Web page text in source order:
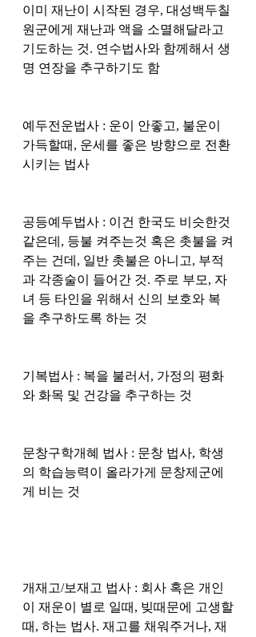
이미 재난이 시작된 경우, 대성백두칠
원군에게 재난과 액을 소멸해달라고
기도하는 것. 연수법사와 함께해서 생
명 연장을 추구하기도 함
예두전운법사 : 운이 안좋고, 불운이
가득할때, 운세를 좋은 방향으로 전환
시키는 법사
공등예두법사 : 이건 한국도 비슷한것
같은데, 등불 켜주는것 혹은 촛불을 켜
주는 건데, 일반 촛불은 아니고, 부적
과 각종술이 들어간 것. 주로 부모, 자
녀 등 타인을 위해서 신의 보호와 복
을 추구하도록 하는 것
기복법사 : 복을 불러서, 가정의 평화
와 화목 및 건강을 추구하는 것
문창구학개혜 법사 : 문창 법사, 학생
의 학습능력이 올라가게 문창제군에
게 비는 것
개재고/보재고 법사 : 회사 혹은 개인
이 재운이 별로 일때, 빚때문에 고생할
때, 하는 법사. 재고를 채워주거나, 재